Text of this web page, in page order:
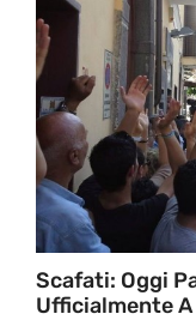
Scafati: Oggi
Ufficialmente